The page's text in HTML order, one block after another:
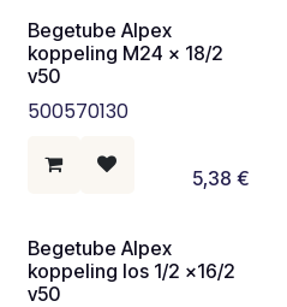
Begetube Alpex
koppeling M24 x 18/2
v50
500570130
5,38 €
Begetube Alpex
koppeling los 1/2 x16/2
v50